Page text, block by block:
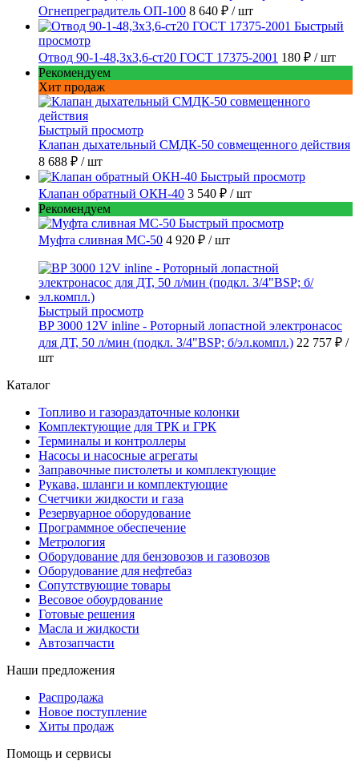
Огнепреградитель ОП-100 8 640 ₽ / шт
Быстрый
просмотр
Отвод 90-1-48,3х3,6-ст20 ГОСТ 17375-2001 180 ₽ / шт
Рекомендуем
Хит продаж
Быстрый просмотр
Клапан дыхательный СМДК-50 совмещенного действия
8 688 ₽ / шт
Быстрый просмотр
Клапан обратный ОКН-40 3 540 ₽ / шт
Рекомендуем
Быстрый просмотр
Муфта сливная МС-50 4 920 ₽ / шт
Быстрый просмотр
BP 3000 12V inline - Роторный лопастной электронасос
для ДТ, 50 л/мин (подкл. 3/4"BSP; б/эл.компл.) 22 757 ₽ /
шт
Каталог
Топливо и газораздаточные колонки
Комплектующие для ТРК и ГРК
Терминалы и контроллеры
Насосы и насосные агрегаты
Заправочные пистолеты и комплектующие
Рукава, шланги и комплектующие
Счетчики жидкости и газа
Резервуарное оборудование
Программное обеспечение
Метрология
Оборудование для бензовозов и газовозов
Оборудование для нефтебаз
Сопутствующие товары
Весовое обоурдование
Готовые решения
Масла и жидкости
Автозапчасти
Наши предложения
Распродажа
Новое поступление
Хиты продаж
Помощь и сервисы